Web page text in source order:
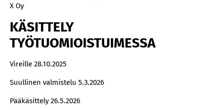
X Oy
KÄSITTELY
TYÖTUOMIOISTUIMESSA
Vireille 28.10.2025
Suullinen valmistelu 5.3.2026
Pääkäsittely 26.5.2026